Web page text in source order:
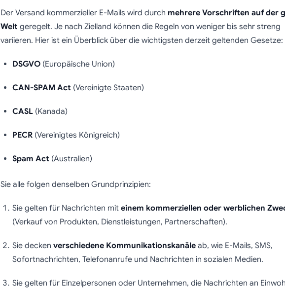
Der Versand kommerzieller E-Mails wird durch mehrere Vorschriften auf der
Welt geregelt. Je nach Zielland können die Regeln von weniger bis sehr streng
variieren. Hier ist ein Überblick über die wichtigsten derzeit geltenden Gesetze:
DSGVO(Europäische Union)
CAN-SPAM Act (Vereinigte Staaten)
CASL(Kanada)
PECR(Vereinigtes Königreich)
Spam Act (Australien)
Sie alle folgen denselben Grundprinzipien:
Sie gelten für Nachrichten mit einem kommerziellen oder werblichen
(Verkauf von Produkten, Dienstleistungen, Partnerschaften).
Sie decken verschiedene Kommunikationskanäleab, wie E-Mails, SMS,
Sofortnachrichten, Telefonanrufe und Nachrichten in sozialen Medien.
Sie gelten für Einzelpersonen oder Unternehmen, die Nachrichten an